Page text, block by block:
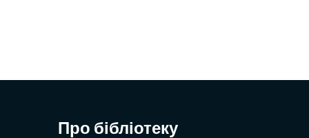
Про бібліотеку